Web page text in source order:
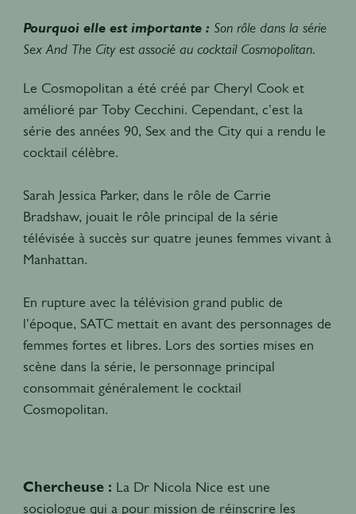
Pourquoi elle est importante : Son rôle dans la série
Sex And The City est associé au cocktail Cosmopolitan.
Le Cosmopolitan a été créé par Cheryl Cook et
amélioré par Toby Cecchini. Cependant, c'est la
série des années 90, Sex and the City qui a rendu le
cocktail célèbre.
Sarah Jessica Parker, dans le rôle de Carrie
Bradshaw, jouait le rôle principal de la série
télévisée à succès sur quatre jeunes femmes vivant à
Manhattan.
En rupture avec la télévision grand public de
l'époque, SATC mettait en avant des personnages de
femmes fortes et libres. Lors des sorties mises en
scène dans la série, le personnage principal
consommait généralement le cocktail
Cosmopolitan.
Chercheuse : La Dr Nicola Nice est une
sociologue qui a pour mission de réinscrire les